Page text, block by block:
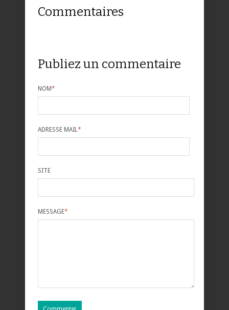
Commentaires
Publiez un commentaire
NOM*
ADRESSE MAIL*
SITE
MESSAGE*